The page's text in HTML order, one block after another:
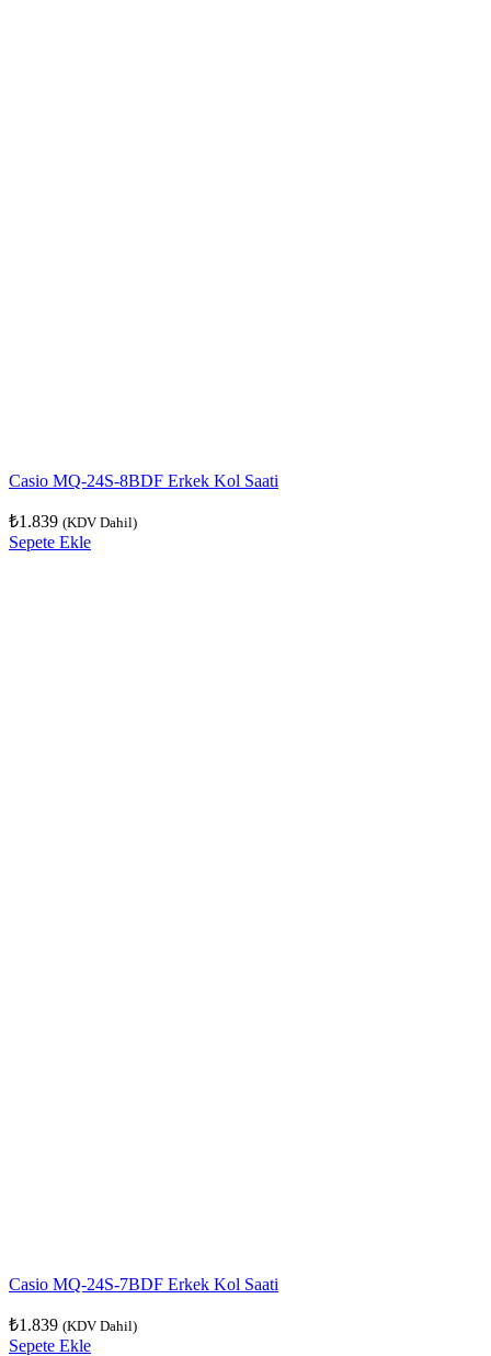
Casio MQ-24S-8BDF Erkek Kol Saati
₺1.839 (KDV Dahil)
Sepete Ekle
Casio MQ-24S-7BDF Erkek Kol Saati
₺1.839 (KDV Dahil)
Sepete Ekle